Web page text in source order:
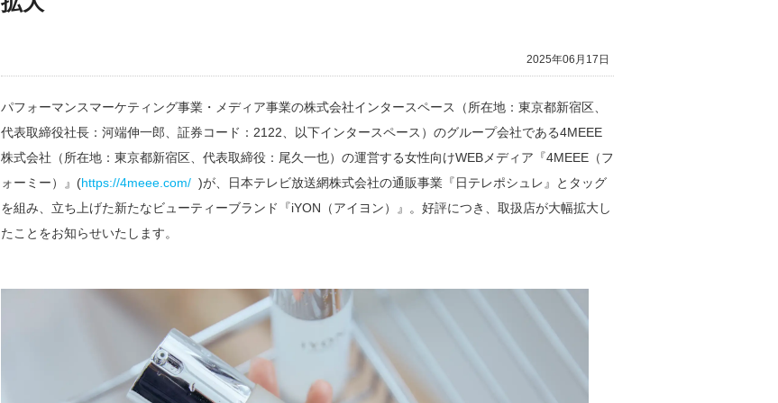
2025年06月17日
パフォーマンスマーケティング事業・メディア事業の株式会社インタースペース（所在地：東京都新宿区、
代表取締役社長：河端伸一郎、証券コード：2122、以下インタースペース）のグループ会社である4MEEE
株式会社（所在地：東京都新宿区、代表取締役：尾久一也）の運営する女性向けWEBメディア『4MEEE（フ
ォーミー）』(https://4meee.com/ )が、日本テレビ放送網株式会社の通販事業『日テレポシュレ』とタッグ
を組み、立ち上げた新たなビューティーブランド『iYON（アイヨン）』。好評につき、取扱店が大幅拡大し
たことをお知らせいたします。